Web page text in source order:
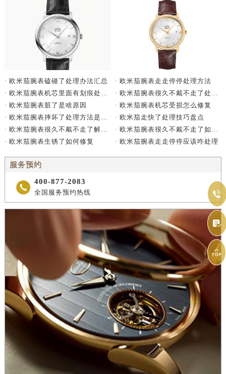
· 欧米茄腕表磕碰了处理办法汇总
· 欧米茄腕表机芯里面有划痕处理办法详解
· 欧米茄腕表脏了是啥原因
· 欧米茄腕表摔坏了处理方法是什么
· 欧米茄腕表很久不戴不走了解决方法是什么
· 欧米茄腕表生锈了如何修复
· 欧米茄腕表走走停停处理方法
· 欧米茄腕表机芯受损怎么修复
· 欧米茄走快了处理技巧盘点
· 欧米茄腕表走走停停应该咋处理
服务预约
 400-877-2083
全国服务预约热线 

